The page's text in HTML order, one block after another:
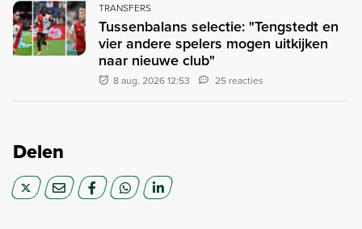
TRANSFERS
Tussenbalans selectie: "Tengstedt en
vier andere spelers mogen uitkijken
naar nieuwe club"
8 aug. 2026 12:53 25 reacties
Delen